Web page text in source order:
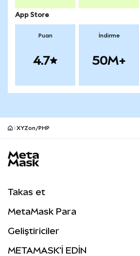
App Store
Puan
4.7
İndirme
50M+
XYZon/PHP
Takas et
Perps
MetaMask Para
Geliştiriciler
METAMASK'İ EDİN